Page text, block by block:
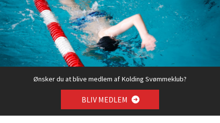
Tilmelding
sæson
2026/2027
dingsk.dk/
ShowCont
entPage.a
spx?
ContentPa
geID=330
4
Ønsker du at blive medlem af Kolding Svømmeklub?
BLIV MEDLEM